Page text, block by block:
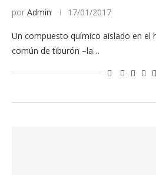
por Admin 17/01/2017
Un compuesto químico aislado en el
común de tiburón –la…